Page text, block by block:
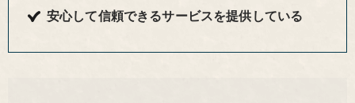
安心して信頼できるサービスを提供している